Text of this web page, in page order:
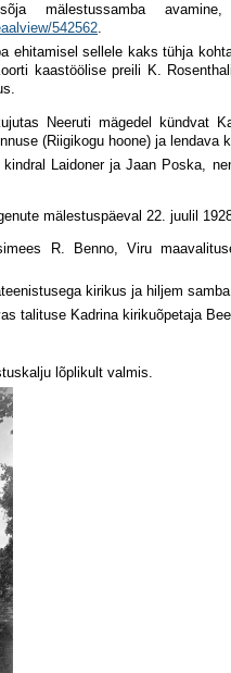
mälestussamba
542562.
ehitamisel sellele kaks tühja
kaastöölise preili K.
Neeruti mägedel kündvat
(Riigikogu hoone) ja lendava
kindral Laidoner ja Jaan Poska,
mälestuspäeval 22. juulil
R. Benno, Viru
kirikus ja hiljem
talituse Kadrina kirikuõpetaja
lõplikult valmis.